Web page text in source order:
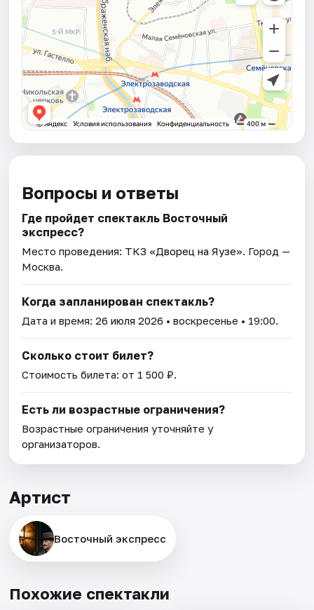
Вопросы и ответы
Где пройдет спектакль Восточный
экспресс?
Место проведения: ТКЗ «Дворец на Яузе». Город —
Москва.
Когда запланирован спектакль?
Дата и время:26 июля 2026 • воскресенье • 19:00.
Сколько стоит билет?
Стоимость билета: от 1 500 ₽.
Есть ли возрастные ограничения?
Возрастные ограничения уточняйте у
организаторов.
Артист
Восточный экспресс
Похожие спектакли